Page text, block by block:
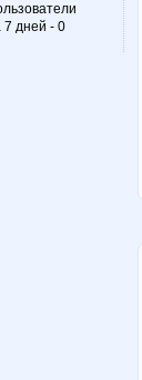
7 дней - 0